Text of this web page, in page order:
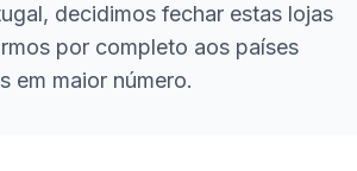
decidimos fechar estas lojas
por completo aos países
em maior número.